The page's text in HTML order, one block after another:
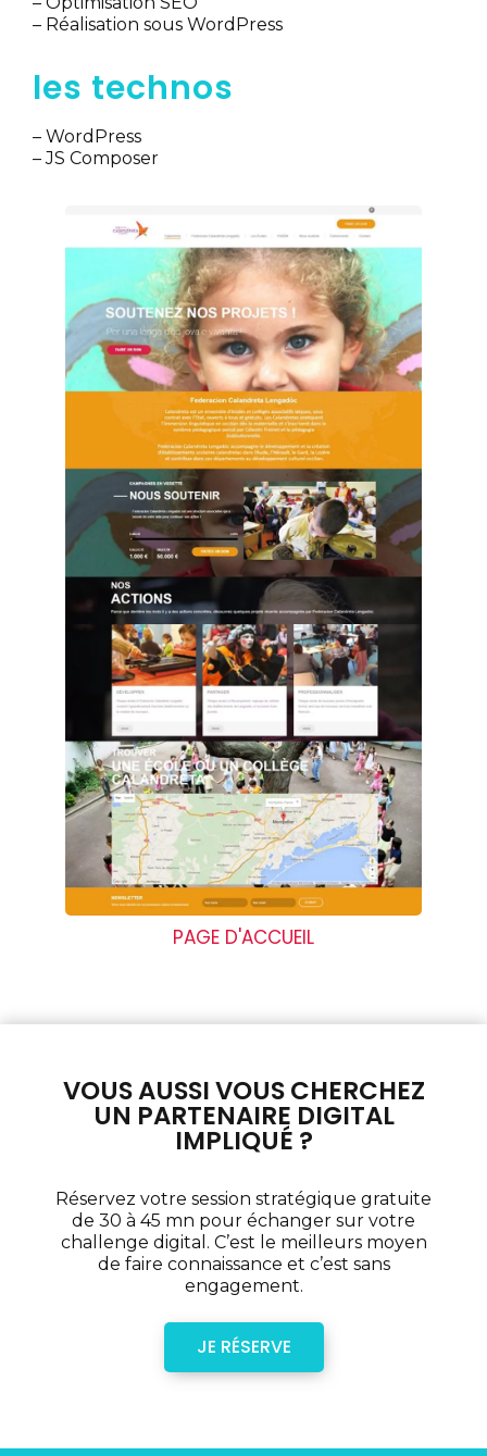
– Réalisation sous WordPress
les technos
– WordPress
– JS Composer
PAGE D'ACCUEIL
VOUS AUSSI VOUS CHERCHEZ
UN PARTENAIRE DIGITAL
IMPLIQUÉ ?
Réservez votre session stratégique gratuite
de 30 à 45 mn pour échanger sur votre
challenge digital. C’est le meilleurs moyen
de faire connaissance et c’est sans
engagement.
JE RÉSERVE